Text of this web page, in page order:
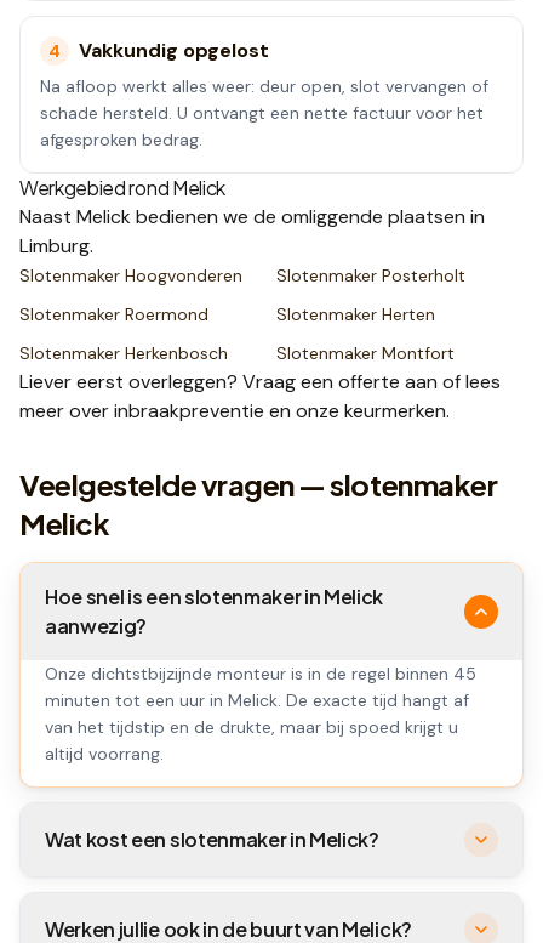
4 Vakkundig opgelost
Na afloop werkt alles weer: deur open, slot vervangen of
schade hersteld. U ontvangt een nette factuur voor het
afgesproken bedrag.
Werkgebied rondMelick
Naast Melick bedienen we de omliggende plaatsen in
Limburg.
Slotenmaker Hoogvonderen Slotenmaker Posterholt
Slotenmaker Roermond Slotenmaker Herten
Slotenmaker Herkenbosch Slotenmaker Montfort
Liever eerst overleggen? Vraag een offerte aan of lees
meer overinbraakpreventie en onze keurmerken.
Veelgestelde vragen — slotenmaker
Melick
Hoe snel is een slotenmaker in Melick
aanwezig?
Onze dichtstbijzijnde monteur is in de regel binnen 45
minuten tot een uur in Melick. De exacte tijd hangt af
van het tijdstip en de drukte, maar bij spoed krijgt u
altijd voorrang.
Wat kost een slotenmaker in Melick?
Werken jullie ook in de buurt van Melick?